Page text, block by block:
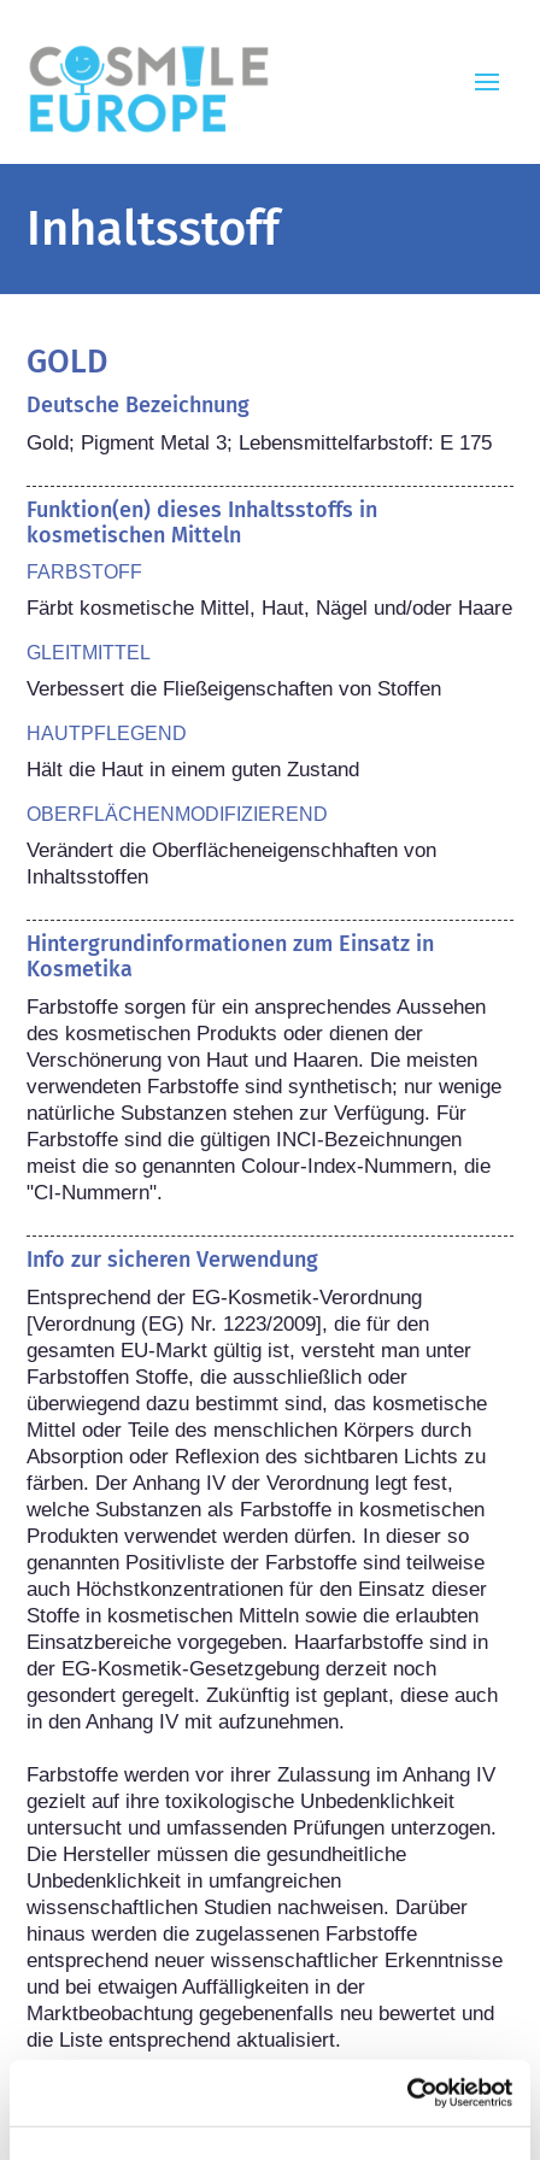
Inhaltsstoff
GOLD
Deutsche Bezeichnung
Gold; Pigment Metal 3; Lebensmittelfarbstoff: E 175
Funktion(en) dieses Inhaltsstoffs in
kosmetischen Mitteln
FARBSTOFF
Färbt kosmetische Mittel, Haut, Nägel und/oder Haare
GLEITMITTEL
Verbessert die Fließeigenschaften von Stoffen
HAUTPFLEGEND
Hält die Haut in einem guten Zustand
OBERFLÄCHENMODIFIZIEREND
Verändert die Oberflächeneigenschhaften von
Inhaltsstoffen
Hintergrundinformationen zum Einsatz in
Kosmetika
Farbstoffe sorgen für ein ansprechendes Aussehen
des kosmetischen Produkts oder dienen der
Verschönerung von Haut und Haaren. Die meisten
verwendeten Farbstoffe sind synthetisch; nur wenige
natürliche Substanzen stehen zur Verfügung. Für
Farbstoffe sind die gültigen INCI-Bezeichnungen
meist die so genannten Colour-Index-Nummern, die
"CI-Nummern".
Info zur sicheren Verwendung
Entsprechend der EG-Kosmetik-Verordnung
[Verordnung (EG) Nr. 1223/2009], die für den
gesamten EU-Markt gültig ist, versteht man unter
Farbstoffen Stoffe, die ausschließlich oder
überwiegend dazu bestimmt sind, das kosmetische
Mittel oder Teile des menschlichen Körpers durch
Absorption oder Reflexion des sichtbaren Lichts zu
färben. Der Anhang IV der Verordnung legt fest,
welche Substanzen als Farbstoffe in kosmetischen
Produkten verwendet werden dürfen. In dieser so
genannten Positivliste der Farbstoffe sind teilweise
auch Höchstkonzentrationen für den Einsatz dieser
Stoffe in kosmetischen Mitteln sowie die erlaubten
Einsatzbereiche vorgegeben. Haarfarbstoffe sind in
der EG-Kosmetik-Gesetzgebung derzeit noch
gesondert geregelt. Zukünftig ist geplant, diese auch
in den Anhang IV mit aufzunehmen.
Farbstoffe werden vor ihrer Zulassung im Anhang IV
gezielt auf ihre toxikologische Unbedenklichkeit
untersucht und umfassenden Prüfungen unterzogen.
Die Hersteller müssen die gesundheitliche
Unbedenklichkeit in umfangreichen
wissenschaftlichen Studien nachweisen. Darüber
hinaus werden die zugelassenen Farbstoffe
entsprechend neuer wissenschaftlicher Erkenntnisse
und bei etwaigen Auffälligkeiten in der
Marktbeobachtung gegebenenfalls neu bewertet und
die Liste entsprechend aktualisiert.